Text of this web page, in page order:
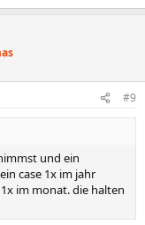
#9
und ein
case 1x im jahr
im monat. die halten